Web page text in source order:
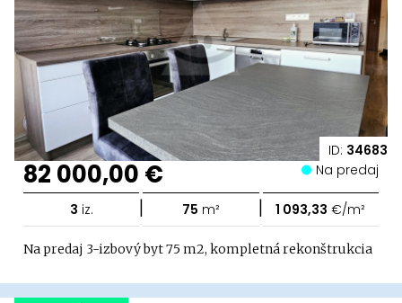
ID: 34683
82 000,00 € Na predaj
3 iz. | 75 m² | 1 093,33 €/m²
Na predaj 3-izbový byt 75 m2, kompletná rekonštrukcia